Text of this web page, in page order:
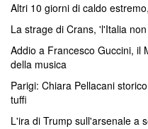
Altri 10 giorni di caldo
La strage di Crans, 'l'Italia
Addio a Francesco Guccini, il
della musica
Parigi: Chiara Pellacani
tuffi
L'ira di Trump sull'arsenale a